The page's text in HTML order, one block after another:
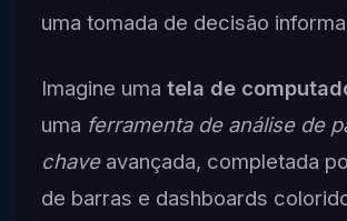
uma tomada de decisão
Imagine uma tela de
uma ferramenta de análise de
chaveavançada, completada
de barras e dashboards